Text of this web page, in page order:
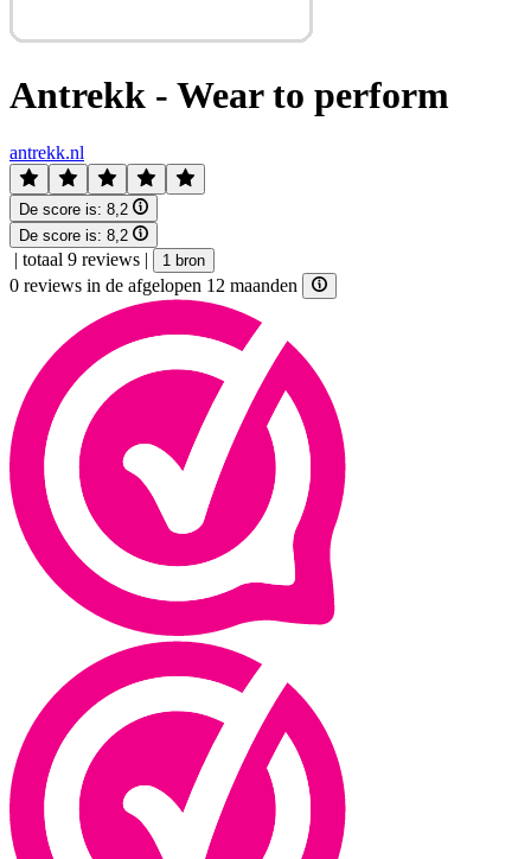
Antrekk - Wear to perform
antrekk.nl
De score is: 8,2
De score is: 8,2
| totaal 9 reviews | 1 bron
0 reviews in de afgelopen 12 maanden